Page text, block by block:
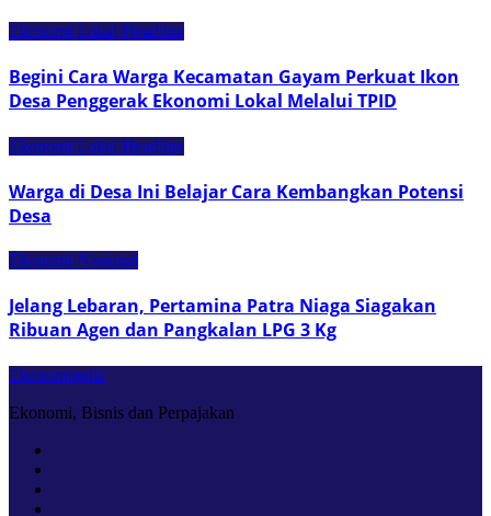
Ekonomi Lokal Headline
Begini Cara Warga Kecamatan Gayam Perkuat Ikon
Desa Penggerak Ekonomi Lokal Melalui TPID
Ekonomi Lokal Headline
Warga di Desa Ini Belajar Cara Kembangkan Potensi
Desa
Ekonomi Nasional
Jelang Lebaran, Pertamina Patra Niaga Siagakan
Ribuan Agen dan Pangkalan LPG 3 Kg
Ekonompedia
Ekonomi, Bisnis dan Perpajakan